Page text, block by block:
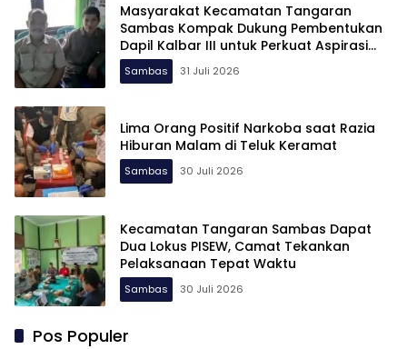
Masyarakat Kecamatan Tangaran
Sambas Kompak Dukung Pembentukan
Dapil Kalbar III untuk Perkuat Aspirasi
Perbatasan
Sambas 31 Juli 2026
Lima Orang Positif Narkoba saat Razia
Hiburan Malam di Teluk Keramat
Sambas 30 Juli 2026
Kecamatan Tangaran Sambas Dapat
Dua Lokus PISEW, Camat Tekankan
Pelaksanaan Tepat Waktu
Sambas 30 Juli 2026
Pos Populer